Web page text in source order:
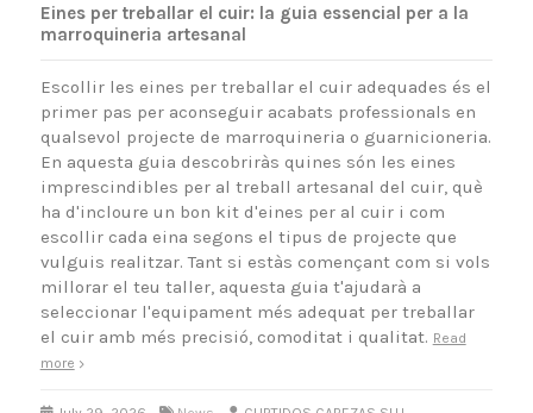
Eines per treballar el cuir: la guia essencial per a la
marroquineria artesanal
Escollir les eines per treballar el cuir adequades és el
primer pas per aconseguir acabats professionals en
qualsevol projecte de marroquineria o guarnicioneria.
En aquesta guia descobriràs quines són les eines
imprescindibles per al treball artesanal del cuir, què
ha d'incloure un bon kit d'eines per al cuir i com
escollir cada eina segons el tipus de projecte que
vulguis realitzar. Tant si estàs començant com si vols
millorar el teu taller, aquesta guia t'ajudarà a
seleccionar l'equipament més adequat per treballar
el cuir amb més precisió, comoditat i qualitat. Read
more